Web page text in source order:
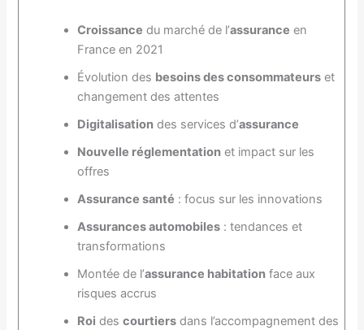
Croissance du marché de l’assurance en
France en 2021
Évolution des besoins des consommateurset
changement des attentes
Digitalisationdes services d’assurance
Nouvelle réglementationet impact sur les
offres
Assurance santé : focus sur les innovations
Assurances automobiles: tendances et
transformations
Montée de l’assurance habitationface aux
risques accrus
Roi des courtiersdans l’accompagnement des